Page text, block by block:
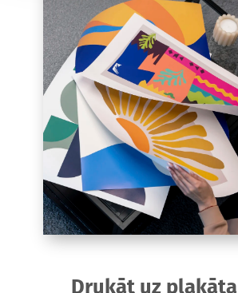
Drukāt uz plakāta